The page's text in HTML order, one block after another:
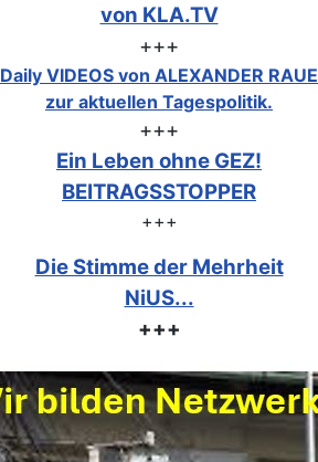
von KLA.TV
+++
Daily VIDEOS von ALEXANDER RAUE
zur aktuellen Tagespolitik.
+++
Ein Leben ohne GEZ!
BEITRAGSSTOPPER
+++
Die Stimme der Mehrheit
NiUS...
+++